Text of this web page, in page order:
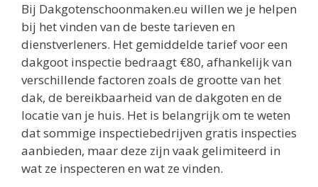
Bij Dakgotenschoonmaken.eu willen we je helpen
bij het vinden van de beste tarieven en
dienstverleners. Het gemiddelde tarief voor een
dakgoot inspectie bedraagt €80, afhankelijk van
verschillende factoren zoals de grootte van het
dak, de bereikbaarheid van de dakgoten en de
locatie van je huis. Het is belangrijk om te weten
dat sommige inspectiebedrijven gratis inspecties
aanbieden, maar deze zijn vaak gelimiteerd in
wat ze inspecteren en wat ze vinden.